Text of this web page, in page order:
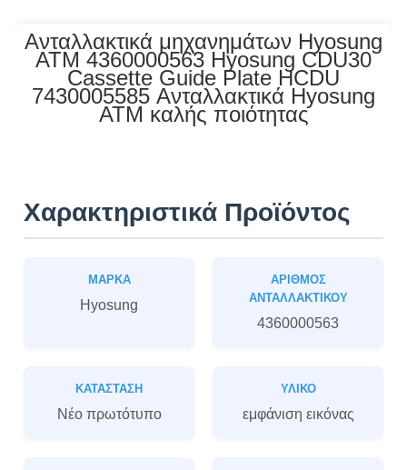
Ανταλλακτικά μηχανημάτων Hyosung
ATM 4360000563 Hyosung CDU30
Cassette Guide Plate HCDU
7430005585 Ανταλλακτικά Hyosung
ATM καλής ποιότητας
Χαρακτηριστικά Προϊόντος
ΜΆΡΚΑ
Hyosung
ΑΡΙΘΜΌΣ
ΑΝΤΑΛΛΑΚΤΙΚΟΎ
4360000563
ΚΑΤΆΣΤΑΣΗ
Νέο πρωτότυπο
ΥΛΙΚΌ
εμφάνιση εικόνας